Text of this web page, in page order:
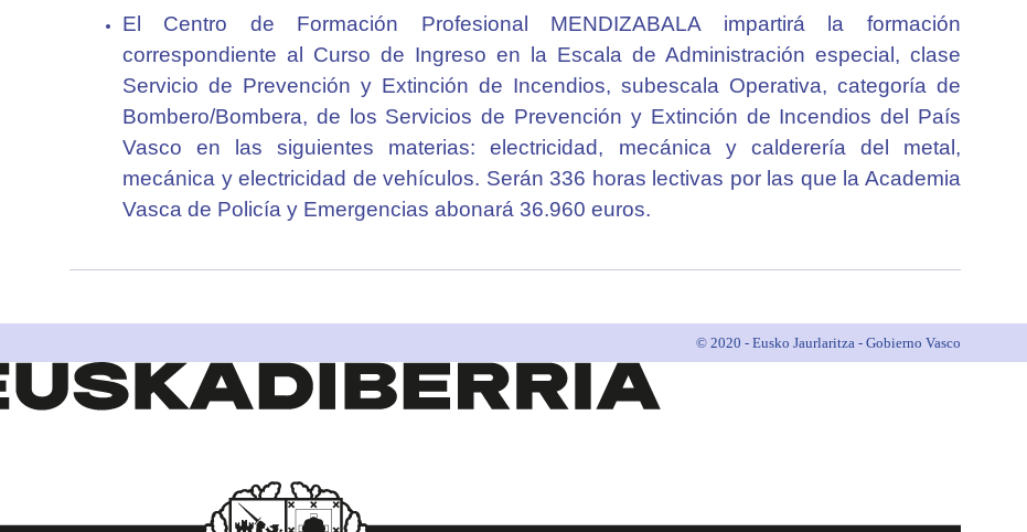
El Centro de Formación Profesional MENDIZABALA impartirá la formación
correspondiente al Curso de Ingreso en la Escala de Administración especial, clase
Servicio de Prevención y Extinción de Incendios, subescala Operativa, categoría de
Bombero/Bombera, de los Servicios de Prevención y Extinción de Incendios del País
Vasco en las siguientes materias: electricidad, mecánica y calderería del metal,
mecánica y electricidad de vehículos. Serán 336 horas lectivas por las que la Academia
Vasca de Policía y Emergencias abonará 36.960 euros.
© 2020 - Eusko Jaurlaritza - Gobierno Vasco